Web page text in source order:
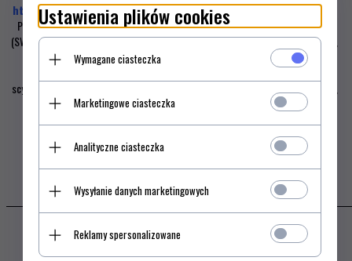
https://www.facebook.com/SwizaPolska/posts/493141894212381.
Polega na wybraniu najpopularniejszego produktu z poszczególnych kategorii
(SWIZA). Wybranymi kategoriami przez nas są: scyzoryk SWIZA, zegarek SWIZA,
akcesoria podróżne SWIZA.
SWIZA D01 - (kolor wybieracie sami)- Prosty
scyzoryk zawięrające najpotrzebniejsze narzędzia tj. ostrze, szydło, rozwiertak,
korkociąg, pęseta.
tymlinkiem.
Newsletter
Ustawienia plików cookies
Wymagane ciasteczka
Marketingowe ciasteczka
Analityczne ciasteczka
Wysyłanie danych marketingowych
Reklamy spersonalizowane